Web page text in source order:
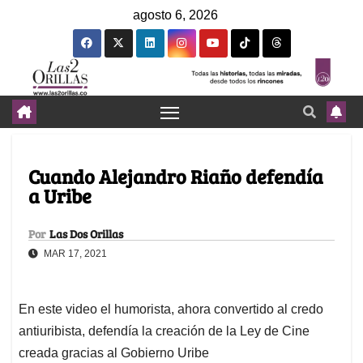
agosto 6, 2026
Cuando Alejandro Riaño defendía
a Uribe
Por Las Dos Orillas
MAR 17, 2021
En este video el humorista, ahora convertido al credo
antiuribista, defendía la creación de la Ley de Cine
creada gracias al Gobierno Uribe